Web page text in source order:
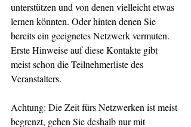
unterstützen und von denen vielleicht etwas
lernen könnten. Oder hinten denen Sie
bereits ein geeignetes Netzwerk vermuten.
Erste Hinweise auf diese Kontakte gibt
meist schon die Teilnehmerliste des
Veranstalters.
Achtung: Die Zeit fürs Netzwerken ist meist
begrenzt, gehen Sie deshalb nur mit